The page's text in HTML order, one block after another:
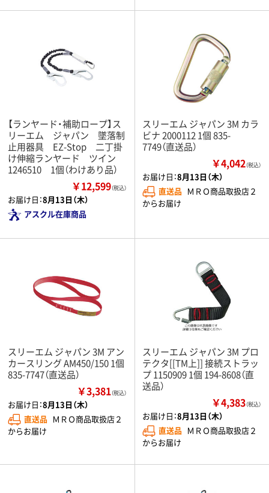
【ランヤード・補助ロープ】ス
リーエム ジャパン 墜落制
止用器具 EZ-Stop 二丁掛
け伸縮ランヤード ツイン
1246510 1個（わけあり品）
￥12,599（税込）
お届け日：8月13日（木）
アスクル在庫商品
スリーエム ジャパン 3M カラ
ビナ 2000112 1個 835-
7749（直送品）
￥4,042（税込）
お届け日：8月13日（木）
直送品 ＭＲＯ商品取扱店２
からお届け
スリーエム ジャパン 3M アン
カースリング AM450/150 1個
835-7747（直送品）
￥3,381（税込）
お届け日：8月13日（木）
直送品 ＭＲＯ商品取扱店２
からお届け
スリーエム ジャパン 3M プロ
テクタ[[TM上]] 接続ストラッ
プ 1150909 1個 194-8608（直
送品）
￥4,383（税込）
お届け日：8月13日（木）
直送品 ＭＲＯ商品取扱店２
からお届け